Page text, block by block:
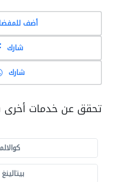
أضف
شارك
شارك
تحقق عن خدمات أخرى